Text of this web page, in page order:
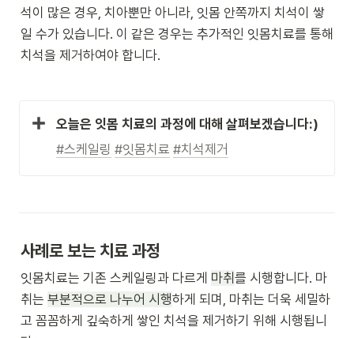
석이 많은 경우, 치아뿐만 아니라, 잇몸 안쪽까지 치석이 쌓
일 수가 있습니다. 이 같은 경우는 추가적인 잇몸치료를 통해
치석을 제거하여야 합니다.
오늘은 잇몸 치료의 과정에 대해 살펴보겠습니다:)
#스케일링 #잇몸치료 #치석제거
사례로 보는 치료 과정
잇몸치료는 기존 스케일링과 다르게 마취를 시행합니다. 마
취는 부분적으로 나누어 시행하게 되며, 마취는 더욱 세밀하
고 꼼꼼하게 깊숙하게 쌓인 치석을 제거하기 위해 시행됩니